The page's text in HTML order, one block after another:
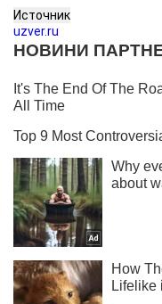
Источник
uzver.ru